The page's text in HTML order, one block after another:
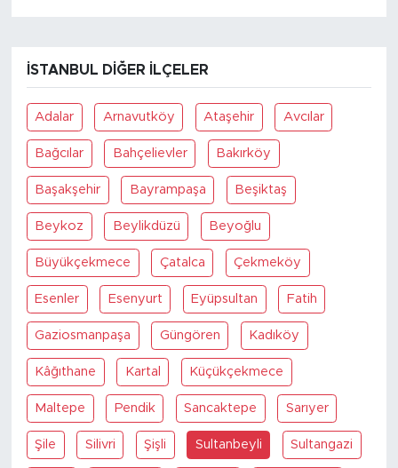
İSTANBUL DIĞER İLÇELER
Adalar Arnavutköy Ataşehir Avcılar
Bağcılar Bahçelievler Bakırköy
Başakşehir Bayrampaşa Beşiktaş
Beykoz Beylikdüzü Beyoğlu
Büyükçekmece Çatalca Çekmeköy
Esenler Esenyurt Eyüpsultan Fatih
Gaziosmanpaşa Güngören Kadıköy
Kâğıthane Kartal Küçükçekmece
Maltepe Pendik Sancaktepe Sarıyer
Şile Silivri Şişli Sultanbeyli Sultangazi